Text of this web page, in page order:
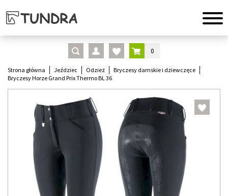
0
Strona główna Jeździec Odzież
Bryczesy damskie i dziewczęce
Bryczesy Horze Grand Prix Thermo BL 36